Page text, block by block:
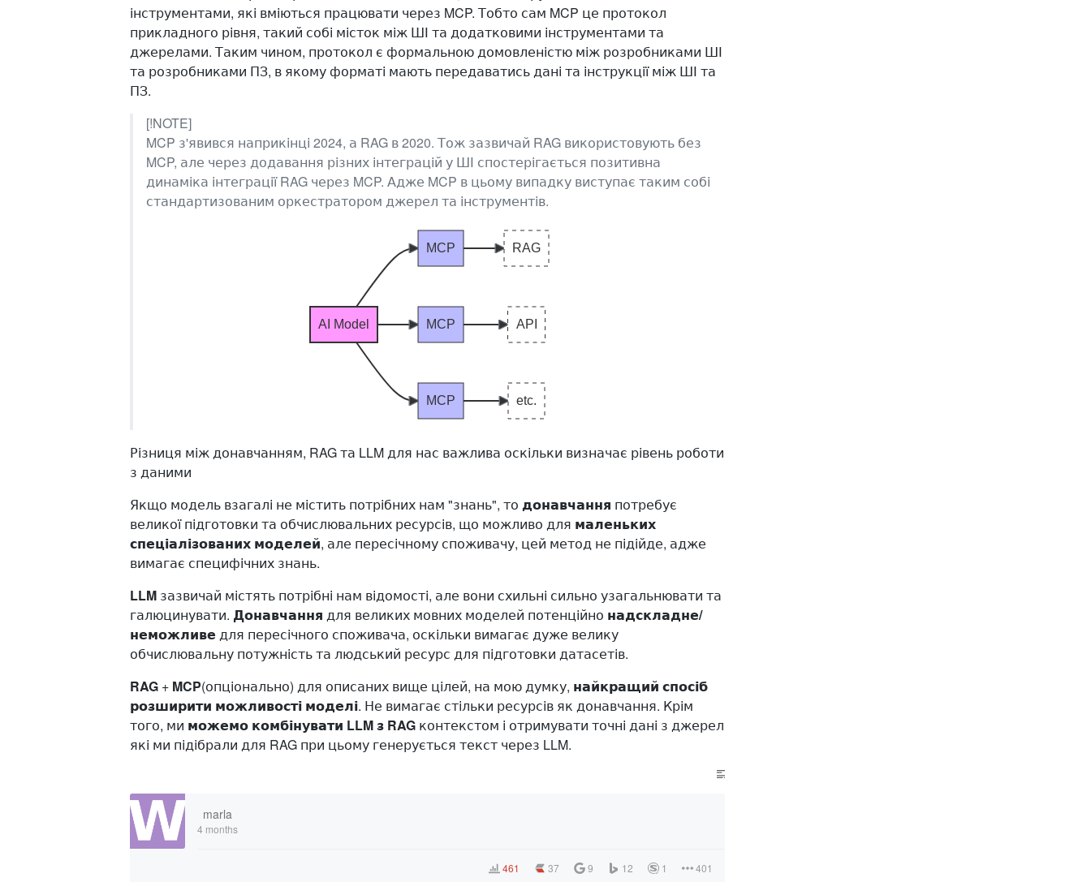
інструментами, які вміються працювати через MCP. Тобто сам MCP це протокол
прикладного рівня, такий собі місток між ШІ та додатковими інструментами та
джерелами. Таким чином, протокол є формальною домовленістю між розробниками ШІ
та розробниками ПЗ, в якому форматі мають передаватись дані та інструкції між ШІ та
ПЗ.
[!NOTE]
MCP з'явився наприкінці 2024, а RAG в 2020. Тож зазвичай RAG використовують без
MCP, але через додавання різних інтеграцій у ШІ спостерігається позитивна
динаміка інтеграції RAG через MCP. Адже MCP в цьому випадку виступає таким собі
стандартизованим оркестратором джерел та інструментів.
AI Model
MCP
MCP
MCP
RAG
API
etc.
Різниця між донавчанням, RAG та LLM для нас важлива оскільки визначає рівень роботи
з даними
Якщо модель взагалі не містить потрібних нам "знань", то донавчання потребує
великої підготовки та обчислювальних ресурсів, що можливо для ​ маленьких
спеціалізованих моделей, але пересічному споживачу, цей метод не підійде, адже
вимагає специфічних знань.
LLM зазвичай містять потрібні нам відомості, але вони схильні сильно узагальнювати та
галюцинувати. Донавчання для великих мовних моделей потенційно надскладне/
неможливе для пересічного споживача, оскільки вимагає дуже велику
обчислювальну потужність та людський ресурс для підготовки датасетів.
RAG + MCP(опціонально) для описаних вище цілей, на мою думку, найкращий спосіб
розширити можливості моделі. Не вимагає стільки ресурсів як донавчання. Крім
того, ми можемо комбінувати LLM з RAG контекстом і отримувати точні дані з джерел
які ми підібрали для RAG при цьому генерується текст через LLM.
marla
4 months
461 37 9 12 1 401